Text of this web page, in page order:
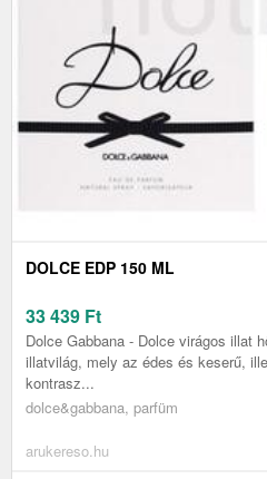
DOLCE EDP 150 ML
33 439 Ft
Dolce Gabbana - Dolce virágos illat
illatvilág, mely az édes és keserű,
kontrasz...
dolce&gabbana, parfüm
arukereso.hu